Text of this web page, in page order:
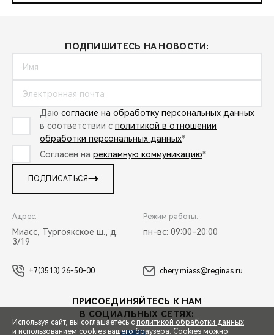
ПОДПИШИТЕСЬ НА НОВОСТИ:
Даю согласие на обработку персональных данных
в соответствии с политикой в отношении
обработки персональных данных*
Согласен на рекламную коммуникацию*
ПОДПИСАТЬСЯ
Адрес:
Миасс, Тургоякское ш., д.
3/19
Режим работы:
пн-вс: 09:00-20:00
+7(3513) 26-50-00 chery.miass@reginas.ru
ПРИСОЕДИНЯЙТЕСЬ К НАМ
В СОЦИАЛЬНЫХ СЕТЯХ:
Используя сайт, вы соглашаетесь с политикой обработки данных
и использованием cookies вашего браузера. Cookies можно